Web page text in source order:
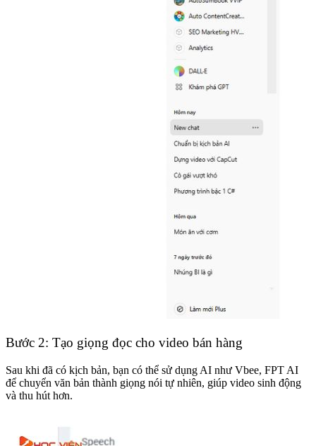
Bước 2: Tạo giọng đọc cho video bán hàng
Sau khi đã có kịch bản, bạn có thể sử dụng AI như Vbee, FPT AI
để chuyển văn bản thành giọng nói tự nhiên, giúp video sinh động
và thu hút hơn.